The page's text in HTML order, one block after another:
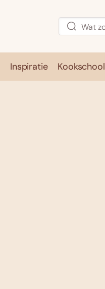
Inspiratie Kookschool